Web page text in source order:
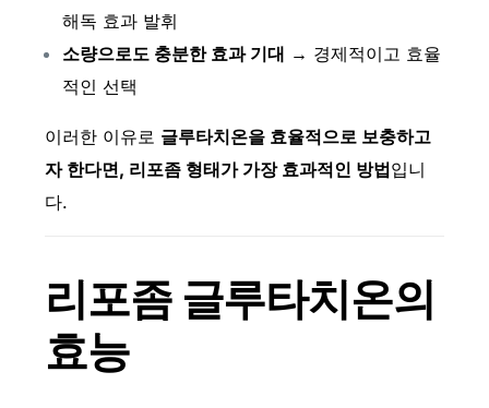
해독 효과 발휘
소량으로도 충분한 효과 기대 → 경제적이고 효율
적인 선택
이러한 이유로 글루타치온을 효율적으로 보충하고
자 한다면, 리포좀 형태가 가장 효과적인 방법입니
다.
리포좀 글루타치온의
효능